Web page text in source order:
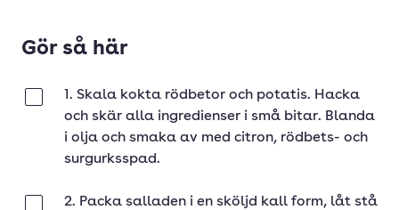
Gör så här
1. Skala kokta rödbetor och potatis. Hacka
och skär alla ingredienser i små bitar. Blanda
i olja och smaka av med citron, rödbets- och
surgurksspad.
2. Packa salladen i en sköljd kall form, låt stå